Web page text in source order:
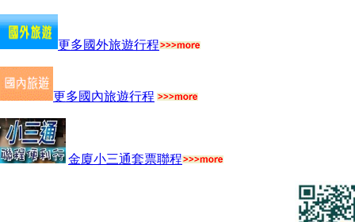
更多國外旅遊行程
更多國內旅遊行程
金廈小三通套票聯程